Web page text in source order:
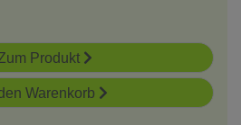
Produkt
Warenkorb